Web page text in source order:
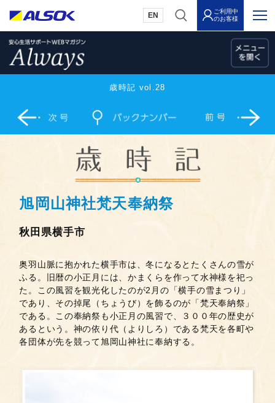
EN
ご利用中
のお客様
歳時記 vol.28
旭岡山神社梵天奉納祭
秋田県横手市
奥羽山脈に抱かれた横手市は、冬になるとたくさんの雪が
ふる。旧暦の小正月には、かまくらを作って水神様を祀っ
た。この風習を観光化したのが2月の「横手の雪まつり」
であり、その掉尾（ちょうび）を飾るのが「梵天奉納祭」
である。この奉納祭も小正月の風習で、３００年の歴史が
あるという。神の依り代（よりしろ）である梵天を各町や
各団体が先を競って旭岡山神社に奉納する。